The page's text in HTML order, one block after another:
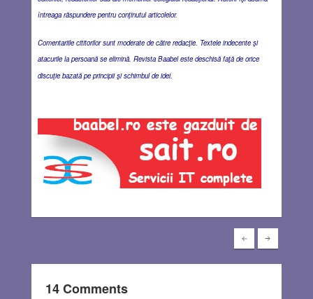
întreaga răspundere pentru conţinutul articolelor.
Comentariile cititorilor sunt moderate de către redacţie. Textele indecente şi
atacurile la persoană se elimină. Revista Baabel este deschisă faţă de orice
discuţie bazată pe principii şi schimbul de idei.
14 Comments